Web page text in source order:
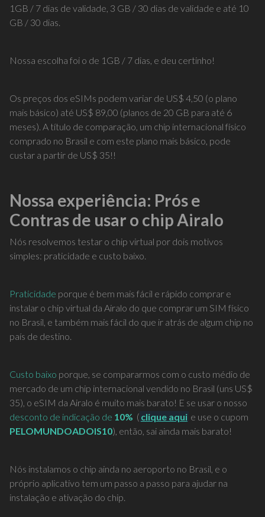
1GB / 7 dias de validade, 3 GB / 30 dias de validade e até 10
GB / 30 dias.
Nossa escolha foi o de 1GB / 7 dias, e deu certinho!
Os preços dos eSIMs podem variar de US$ 4,50 (o plano
mais básico) até US$ 89,00 (planos de 20 GB para até 6
meses). A título de comparação, um chip internacional físico
comprado no Brasil e com este plano mais básico, pode
custar a partir de US$ 35!!
Nossa experiência: Prós e
Contras de usar o chip Airalo
Nós resolvemos testar o chip virtual por dois motivos
simples: praticidade e custo baixo.
Praticidade porque é bem mais fácil e rápido comprar e
instalar o chip virtual da Airalo do que comprar um SIM físico
no Brasil, e também mais fácil do que ir atrás de algum chip no
país de destino.
Custo baixo porque, se compararmos com o custo médio de
mercado de um chip internacional vendido no Brasil (uns US$
35), o eSIM da Airalo é muito mais barato! E se usar o nosso
desconto de indicação de 10% ( clique aqui e use o cupom
PELOMUNDOADOIS10), então, sai ainda mais barato!
Nós instalamos o chip ainda no aeroporto no Brasil, e o
próprio aplicativo tem um passo a passo para ajudar na
instalação e ativação do chip.